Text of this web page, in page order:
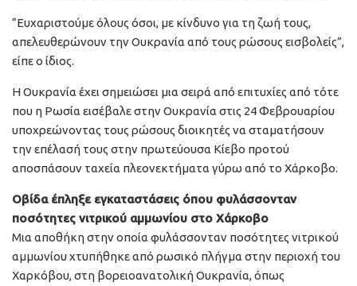
“Ευχαριστούμε όλους όσοι, με κίνδυνο για τη ζωή τους,
απελευθερώνουν την Ουκρανία από τους ρώσους εισβολείς”,
είπε ο ίδιος.
Η Ουκρανία έχει σημειώσει μια σειρά από επιτυχίες από τότε
που η Ρωσία εισέβαλε στην Ουκρανία στις 24 Φεβρουαρίου
υποχρεώνοντας τους ρώσους διοικητές να σταματήσουν
την επέλασή τους στην πρωτεύουσα Κίεβο προτού
αποσπάσουν ταχεία πλεονεκτήματα γύρω από το Χάρκοβο.
Οβίδα έπληξε εγκαταστάσεις όπου φυλάσσονταν
ποσότητες νιτρικού αμμωνίου στο Χάρκοβο
Μια αποθήκη στην οποία φυλάσσονταν ποσότητες νιτρικού
αμμωνίου χτυπήθηκε από ρωσικό πλήγμα στην περιοχή του
Χαρκόβου, στη βορειοανατολική Ουκρανία, όπως